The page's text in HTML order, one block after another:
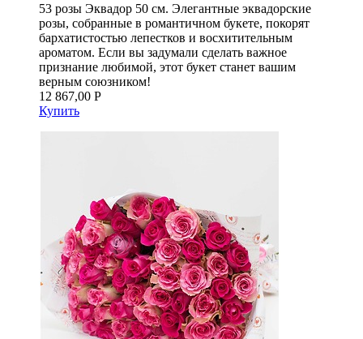
53 розы Эквадор 50 см. Элегантные эквадорские
розы, собранные в романтичном букете, покорят
бархатистостью лепестков и восхитительным
ароматом. Если вы задумали сделать важное
признание любимой, этот букет станет вашим
верным союзником!
12 867,00 Р
Купить